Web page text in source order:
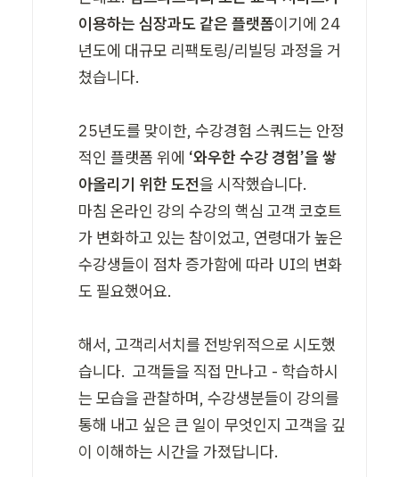
이용하는 심장과도 같은 플랫폼이기에 24
년도에 대규모 리팩토링/리빌딩 과정을 거
쳤습니다.
25년도를 맞이한, 수강경험 스쿼드는 안정
적인 플랫폼 위에 ‘와우한 수강 경험’을 쌓
아올리기 위한 도전을 시작했습니다.
마침 온라인 강의 수강의 핵심 고객 코호트
가 변화하고 있는 참이었고, 연령대가 높은
수강생들이 점차 증가함에 따라 UI의 변화
도 필요했어요.
해서, 고객리서치를 전방위적으로 시도했
습니다.  고객들을 직접 만나고 - 학습하시
는 모습을 관찰하며, 수강생분들이 강의를
통해 내고 싶은 큰 일이 무엇인지 고객을 깊
이 이해하는 시간을 가졌답니다.